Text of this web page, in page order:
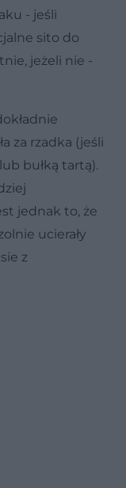
- jeśli
sito do
jeżeli nie -
za rzadka (jeśli
lub bułką tartą).
jednak to, że
ucierały
z